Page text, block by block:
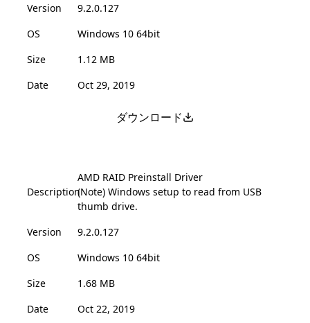
Version
9.2.0.127
OS
Windows 10 64bit
Size
1.12 MB
Date
Oct 29, 2019
ダウンロード
Description
AMD RAID Preinstall Driver
(Note) Windows setup to read from USB
thumb drive.
Version
9.2.0.127
OS
Windows 10 64bit
Size
1.68 MB
Date
Oct 22, 2019